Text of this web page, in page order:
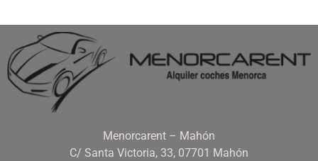
Menorcarent – Mahón
C/ Santa Victoria, 33, 07701 Mahón